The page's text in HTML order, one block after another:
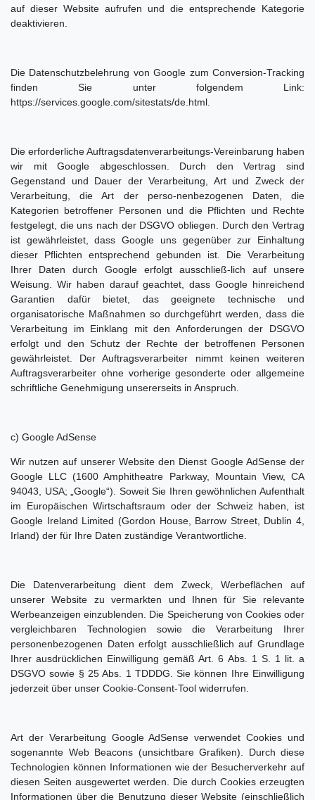
auf dieser Website aufrufen und die entsprechende Kategorie
deaktivieren.
Die Datenschutzbelehrung von Google zum Conversion-Tracking
finden Sie unter folgendem Link:
https://services.google.com/sitestats/de.html
Die erforderliche Auftragsdatenverarbeitungs-Vereinbarung haben
wir mit Google abgeschlossen. Durch den Vertrag sind
Gegenstand und Dauer der Verarbeitung, Art und Zweck der
Verarbeitung, die Art der perso-nenbezogenen Daten, die
Kategorien betroffener Personen und die Pflichten und Rechte
festgelegt, die uns nach der DSGVO obliegen. Durch den Vertrag
ist gewährleistet, dass Google uns gegenüber zur Einhaltung
dieser Pflichten entsprechend gebunden ist. Die Verarbeitung
Ihrer Daten durch Google erfolgt ausschließ-lich auf unsere
Weisung. Wir haben darauf geachtet, dass Google hinreichend
Garantien dafür bietet, das geeignete technische und
organisatorische Maßnahmen so durchgeführt werden, dass die
Verarbeitung im Einklang mit den Anforderungen der DSGVO
erfolgt und den Schutz der Rechte der betroffenen Personen
gewährleistet. Der Auftragsverarbeiter nimmt keinen weiteren
Auftragsverarbeiter ohne vorherige gesonderte oder allgemeine
schriftliche Genehmigung unsererseits in Anspruch.
c) Google AdSense
Wir nutzen auf unserer Website den Dienst Google AdSense der
Google LLC (1600 Amphitheatre Parkway, Mountain View, CA
94043, USA; „Google“). Soweit Sie Ihren gewöhnlichen Aufenthalt
im Europäischen Wirtschaftsraum oder der Schweiz haben, ist
Google Ireland Limited (Gordon House, Barrow Street, Dublin 4,
Irland) der für Ihre Daten zuständige Verantwortliche.
Die Datenverarbeitung dient dem Zweck, Werbeflächen auf
unserer Website zu vermarkten und Ihnen für Sie relevante
Werbeanzeigen einzublenden. Die Speicherung von Cookies oder
vergleichbaren Technologien sowie die Verarbeitung Ihrer
personenbezogenen Daten erfolgt ausschließlich auf Grundlage
Ihrer ausdrücklichen Einwilligung gemäß Art. 6 Abs. 1 S. 1 lit. a
DSGVO sowie § 25 Abs. 1 TDDDG. Sie können Ihre Einwilligung
jederzeit über unser Cookie-Consent-Tool widerrufen.
Art der Verarbeitung Google AdSense verwendet Cookies und
sogenannte Web Beacons (unsichtbare Grafiken). Durch diese
Technologien können Informationen wie der Besucherverkehr auf
diesen Seiten ausgewertet werden. Die durch Cookies erzeugten
Informationen über die Benutzung dieser Website (einschließlich